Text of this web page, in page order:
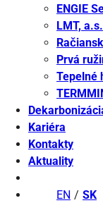
ENGIE
LMT, a.s.
Prvá
Tepelné
Kariéra
Kontakty
Aktuality
EN SK